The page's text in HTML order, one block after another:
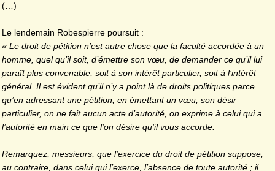
(…)
Le lendemain Robespierre poursuit :
« Le droit de pétition n’est autre chose que la faculté accordée à un
homme, quel qu’il soit, d’émettre son vœu, de demander ce qu’il lui
paraît plus convenable, soit à son intérêt particulier, soit à l’intérêt
général. Il est évident qu’il n’y a point là de droits politiques parce
qu’en adressant une pétition, en émettant un vœu, son désir
particulier, on ne fait aucun acte d’autorité, on exprime à celui qui a
l’autorité en main ce que l’on désire qu’il vous accorde.
Remarquez, messieurs, que l’exercice du droit de pétition suppose,
au contraire, dans celui qui l’exerce, l’absence de toute autorité ; il